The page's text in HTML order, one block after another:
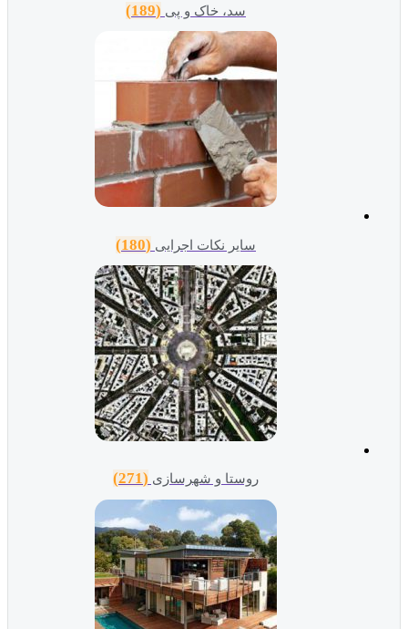
سد، خاک و پی(189)
سایر نکات اجرایی
روستا و شهرسازی(271)